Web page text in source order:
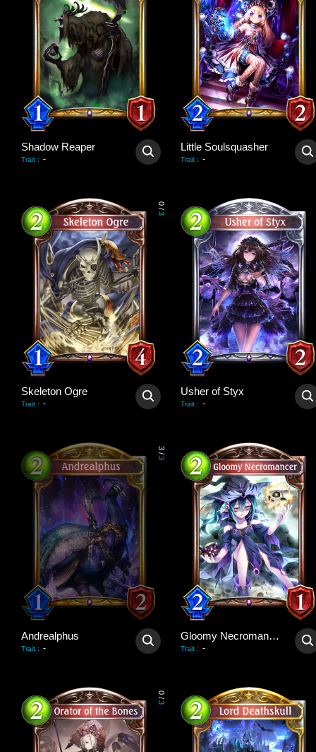
Shadow Reaper
Trait : -
Little Soulsquasher
Trait : -
0
/
3
Skeleton Ogre
Trait : -
Usher of Styx
Trait : -
3
/
3
Andrealphus
Trait : -
Gloomy Necromancer
Trait : -
0
/
3